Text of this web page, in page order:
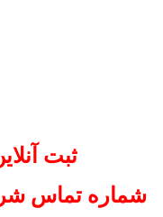
ثبت
شماره تماس